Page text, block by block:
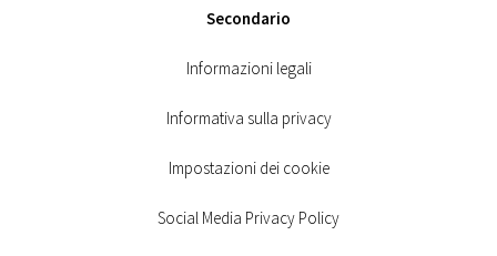
Secondario
Informazioni legali
Informativa sulla privacy
Impostazioni dei cookie
Social Media Privacy Policy